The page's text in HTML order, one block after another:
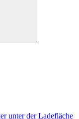
unter der Ladefläche